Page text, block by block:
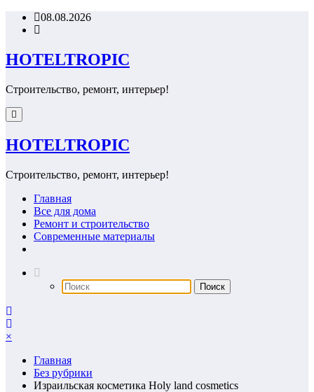
Перейти08.08.2026
HOTELTROPIC
Строительство, ремонт, интерьер!
HOTELTROPIC
Строительство, ремонт, интерьер!
Главная
Все для дома
Ремонт и строительство
Современные материалы
×
Главная
Без рубрики
Израильская косметика Holy land cosmetics